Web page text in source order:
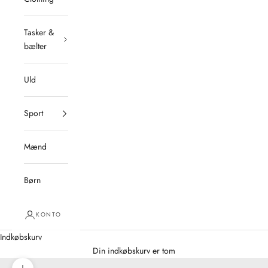
Tasker &
bælter
Uld
Sport
Mænd
Børn
KONTO
Indkøbskurv
Din indkøbskurv er tom